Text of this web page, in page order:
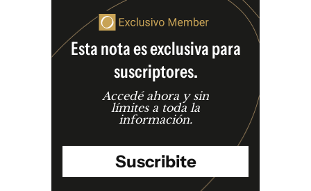
Esta nota es exclusiva para
suscriptores.
Accedé ahora y sin
límites a toda la
información.
Suscribite